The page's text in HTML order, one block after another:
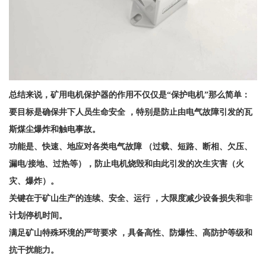
总结来说，矿用电机保护器的作用不仅仅是“保护电机”那么简单：
要目标是确保井下人员生命安全
，特别是防止由电气故障引发的瓦
斯煤尘爆炸和触电事故。
功能是、快速、地应对各类电气故障
（过载、短路、断相、欠压、
漏电/接地、过热等），防止电机烧毁和由此引发的次生灾害（火
灾、爆炸）。
关键在于矿山生产的连续、安全、运行
，大限度减少设备损失和非
计划停机时间。
满足矿山特殊环境的严苛要求
，具备高性、防爆性、高防护等级和
抗干扰能力。